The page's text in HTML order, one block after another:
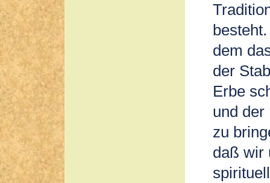
dem
der
Erbe
und der
zu
daß wir